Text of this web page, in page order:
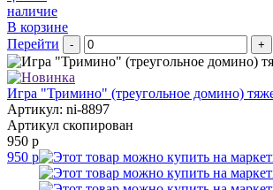
наличие
В корзине
Перейти
- +
Игра "Тримино" (треугольное домино)
Артикул: ni-8897
Артикул скопирован
950 р
950 р